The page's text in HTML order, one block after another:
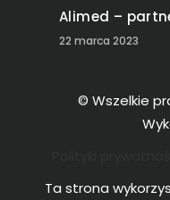
Alimed –
22 marca 2023
© Wszelkie
Ta strona